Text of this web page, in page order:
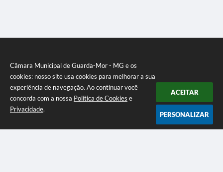
Câmara Municipal de Guarda-Mor - MG e os
cookies: nosso site usa cookies para melhorar a sua
experiência de navegação. Ao continuar você
concorda com a nossa Política de Cookies e
Privacidade.
ACEITAR
PERSONALIZAR